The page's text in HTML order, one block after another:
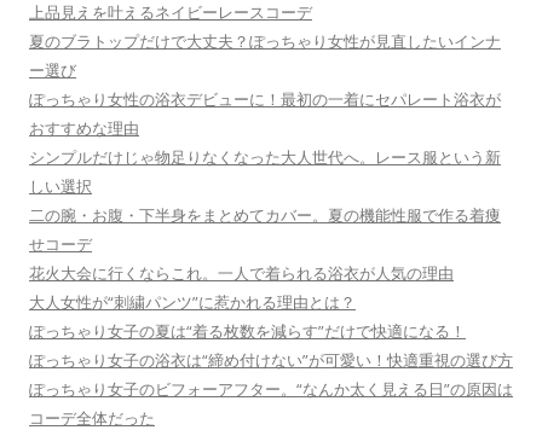
ゲ
ー
シ
ョ
ン
上品見えを叶えるネイビーレースコーデ
夏のブラトップだけで大丈夫？ぽっちゃり女性が見直したいインナ
ー選び
ぽっちゃり女性の浴衣デビューに！最初の一着にセパレート浴衣が
おすすめな理由
シンプルだけじゃ物足りなくなった大人世代へ。レース服という新
しい選択
二の腕・お腹・下半身をまとめてカバー。夏の機能性服で作る着痩
せコーデ
花火大会に行くならこれ。一人で着られる浴衣が人気の理由
大人女性が“刺繍パンツ”に惹かれる理由とは？
ぽっちゃり女子の夏は“着る枚数を減らす”だけで快適になる！
ぽっちゃり女子の浴衣は“締め付けない”が可愛い！快適重視の選び方
ぽっちゃり女子のビフォーアフター。“なんか太く見える日”の原因は
コーデ全体だった